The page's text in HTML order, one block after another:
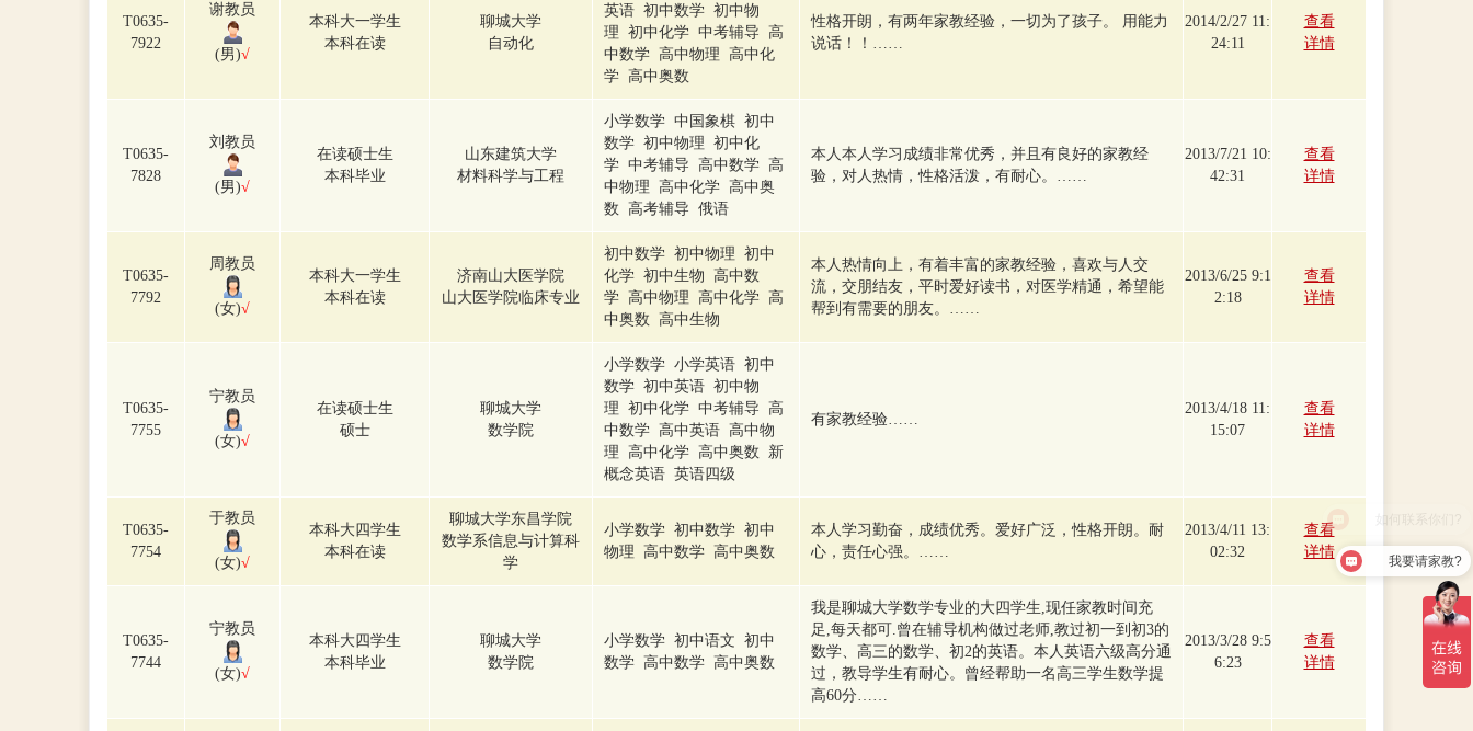
T0635-
7922
谢教员
(男)√
本科大一学生
本科在读
聊城大学
自动化
英语 初中数学 初中物
理 初中化学 中考辅导 高
中数学 高中物理 高中化
学 高中奥数
性格开朗，有两年家教经验，一切为了孩子。 用能力
说话！！……
2014/2/27 11:
24:11
查看
详情
T0635-
7828
刘教员
(男)√
在读硕士生
本科毕业
山东建筑大学
材料科学与工程
小学数学 中国象棋 初中
数学 初中物理 初中化
学 中考辅导 高中数学 高
中物理 高中化学 高中奥
数 高考辅导 俄语
本人本人学习成绩非常优秀，并且有良好的家教经
验，对人热情，性格活泼，有耐心。……
2013/7/21 10:
42:31
查看
详情
T0635-
7792
周教员
(女)√
本科大一学生
本科在读
济南山大医学院
山大医学院临床专业
初中数学 初中物理 初中
化学 初中生物 高中数
学 高中物理 高中化学 高
中奥数 高中生物
本人热情向上，有着丰富的家教经验，喜欢与人交
流，交朋结友，平时爱好读书，对医学精通，希望能
帮到有需要的朋友。……
2013/6/25 9:1
2:18
查看
详情
T0635-
7755
宁教员
(女)√
在读硕士生
硕士
聊城大学
数学院
小学数学 小学英语 初中
数学 初中英语 初中物
理 初中化学 中考辅导 高
中数学 高中英语 高中物
理 高中化学 高中奥数 新
概念英语 英语四级
有家教经验……
2013/4/18 11:
15:07
查看
详情
T0635-
7754
于教员
(女)√
本科大四学生
本科在读
聊城大学东昌学院
数学系信息与计算科
学
小学数学 初中数学 初中
物理 高中数学 高中奥数
本人学习勤奋，成绩优秀。爱好广泛，性格开朗。耐
心，责任心强。……
2013/4/11 13:
02:32
查看
详情
T0635-
7744
宁教员
(女)√
本科大四学生
本科毕业
聊城大学
数学院
小学数学 初中语文 初中
数学 高中数学 高中奥数
我是聊城大学数学专业的大四学生,现任家教时间充
足,每天都可.曾在辅导机构做过老师,教过初一到初3的
数学、高三的数学、初2的英语。本人英语六级高分通
过，教导学生有耐心。曾经帮助一名高三学生数学提
高60分……
2013/3/28 9:5
6:23
查看
详情
我要请家教?